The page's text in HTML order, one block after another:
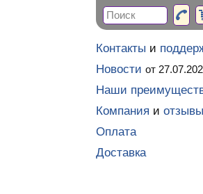
Контакты и
Новости от
Наши
Компания и отзывы
Оплата
Доставка